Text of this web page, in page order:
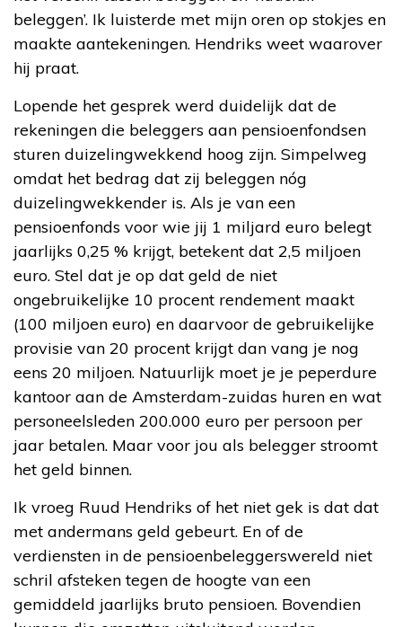
beleggen’. Ik luisterde met mijn oren op stokjes en
maakte aantekeningen. Hendriks weet waarover
hij praat.
Lopende het gesprek werd duidelijk dat de
rekeningen die beleggers aan pensioenfondsen
sturen duizelingwekkend hoog zijn. Simpelweg
omdat het bedrag dat zij beleggen nóg
duizelingwekkender is. Als je van een
pensioenfonds voor wie jij 1 miljard euro belegt
jaarlijks 0,25 % krijgt, betekent dat 2,5 miljoen
euro. Stel dat je op dat geld de niet
ongebruikelijke 10 procent rendement maakt
(100 miljoen euro) en daarvoor de gebruikelijke
provisie van 20 procent krijgt dan vang je nog
eens 20 miljoen. Natuurlijk moet je je peperdure
kantoor aan de Amsterdam-zuidas huren en wat
personeelsleden 200.000 euro per persoon per
jaar betalen. Maar voor jou als belegger stroomt
het geld binnen.
Ik vroeg Ruud Hendriks of het niet gek is dat dat
met andermans geld gebeurt. En of de
verdiensten in de pensioenbeleggerswereld niet
schril afsteken tegen de hoogte van een
gemiddeld jaarlijks bruto pensioen. Bovendien